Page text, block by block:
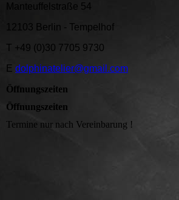
Manteuffelstraße 54
12103 Berlin - Tempelhof
T +49 (0)30 7705 9730
E dolphinatelier@gmail.com
Öffnungszeiten
Öffnungszeiten
Termine nur nach Vereinbarung !